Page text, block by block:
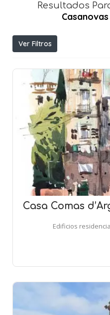
Resultados
Casanovas
Ver Filtros
Casa Comas
Edificios